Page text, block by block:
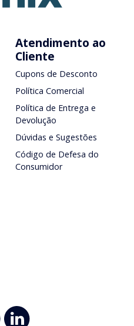
Atendimento ao
Cliente
Cupons de Desconto
Política Comercial
Política de Entrega e
Devolução
Dúvidas e Sugestões
Código de Defesa do
Consumidor